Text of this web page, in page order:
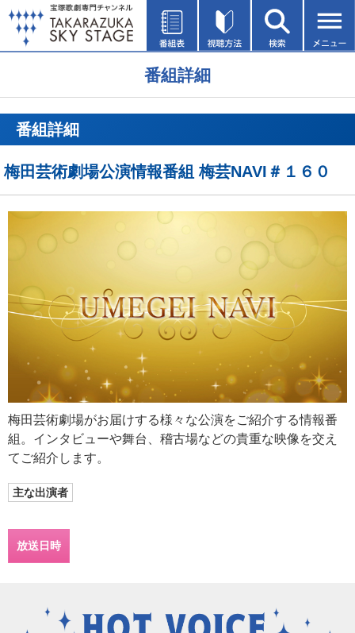
番組詳細
番組詳細
梅田芸術劇場公演情報番組 梅芸NAVI＃１６０
梅田芸術劇場がお届けする様々な公演をご紹介する情報番
組。インタビューや舞台、稽古場などの貴重な映像を交え
てご紹介します。
主な出演者
放送日時